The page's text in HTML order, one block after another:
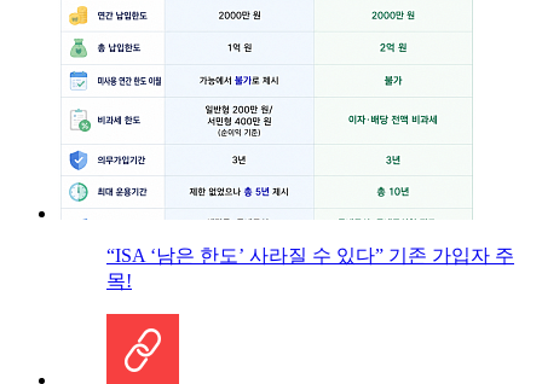
“ISA ‘남은 한도’ 사라질 수 있다” 기존 가입자 주
목!